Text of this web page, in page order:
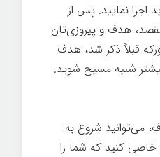
اجرا نمايید. پس از
هدف و پیروزی‌تان
قبلاً ذکر شد، هدف
شبیه مسیح شوید.
می‌توانید شروع به
کنيد که شما را